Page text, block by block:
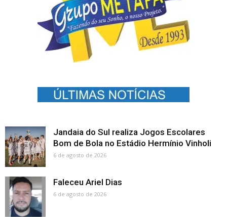
Jandaia do Sul realiza Jogos Escolares
Bom de Bola no Estádio Hermínio Vinholi
6 de agosto de 2026
Faleceu Ariel Dias
6 de agosto de 2026